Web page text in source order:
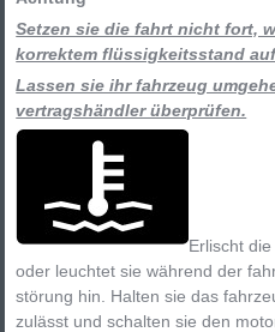
Setzen sie die fahrt nicht fort,
korrektem flüssigkeitsstand
Lassen sie ihr fahrzeug
vertragshändler überprüfen.
Erlischt
oder leuchtet sie während der
störung hin. Halten sie das
zulässt und schalten sie den